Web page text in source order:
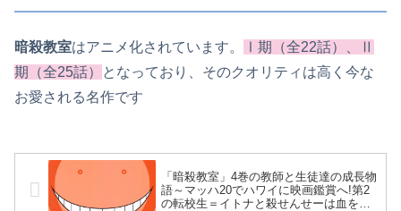
暗殺教室はアニメ化されています。
Ⅰ期（全22話）、Ⅱ
期（全25話）
となっており、そのクオリティは高く今な
お愛される名作です
「暗殺教室」4巻の教師と生徒達の成長物
語～マッハ20でハワイに映画鑑賞へ!第2
の転校生＝イトナと殺せんせーは血を分